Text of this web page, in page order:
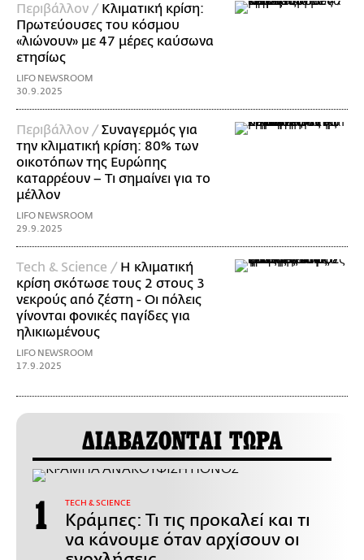
Περιβάλλον / Κλιματική κρίση:
Πρωτεύουσες του κόσμου
«λιώνουν» με 47 μέρες καύσωνα
ετησίως
LIFO NEWSROOM
30.9.2025
Περιβάλλον /Συναγερμός για
την κλιματική κρίση: 80% των
οικοτόπων της Ευρώπης
καταρρέουν – Τι σημαίνει για το
μέλλον
LIFO NEWSROOM
29.9.2025
Τech & Science / Η κλιματική
κρίση σκότωσε τους 2 στους 3
νεκρούς από ζέστη - Οι πόλεις
γίνονται φονικές παγίδες για
ηλικιωμένους
LIFO NEWSROOM
17.9.2025
ΔΙΑΒΑΖΟΝΤΑΙ ΤΩΡΑ
ΤECH & SCIENCE
Κράμπες: Τι τις προκαλεί και τι
να κάνουμε όταν αρχίσουν οι